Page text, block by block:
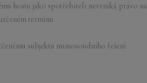
hostu jako spotřebiteli nevzniká právo na
termínu.
subjektu mimosoudního řešení